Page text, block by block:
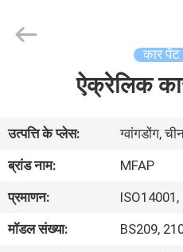
उत्पाद
हमारे
बारे
Co.,Ltd..
कार पेंट
ऐक्रेलिक
उत्पत्ति के प्लेस:
ग्वांगडोंग,
ब्रांड नाम:
MFAP
प्रमाणन:
ISO14001,
मॉडल संख्या:
BS209,